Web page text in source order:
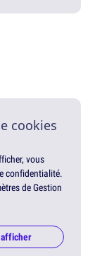
cookies
vous
confidentialité.
de Gestion